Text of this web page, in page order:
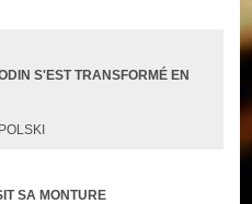
S'EST TRANSFORMÉ EN
SA MONTURE